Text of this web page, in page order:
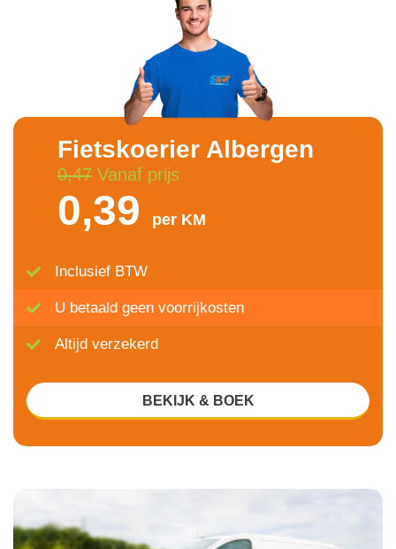
Fietskoerier Albergen
0,47Vanaf prijs
0,39 per KM
Inclusief BTW
U betaald geen voorrijkosten
Altijd verzekerd
BEKIJK & BOEK